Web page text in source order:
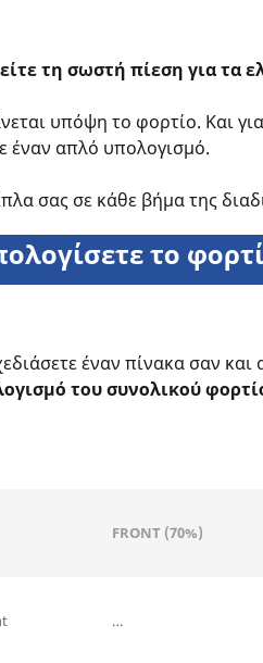
τη σωστή πίεση για τα
υπόψη το φορτίο. Και
έναν απλό υπολογισμό.
σας σε κάθε βήμα της
το
έναν πίνακα σαν
του συνολικού
FRONT (70%)
…